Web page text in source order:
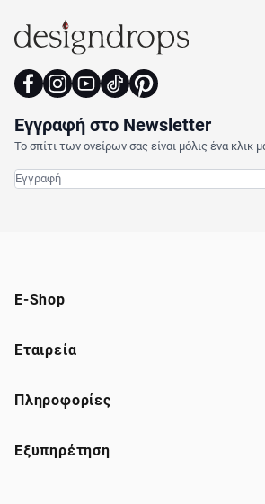
Εγγραφή στο Newsletter
Το σπίτι των ονείρων σας είναι μόλις ένα κλικ
E-Shop
Εταιρεία
Πληροφορίες
Εξυπηρέτηση